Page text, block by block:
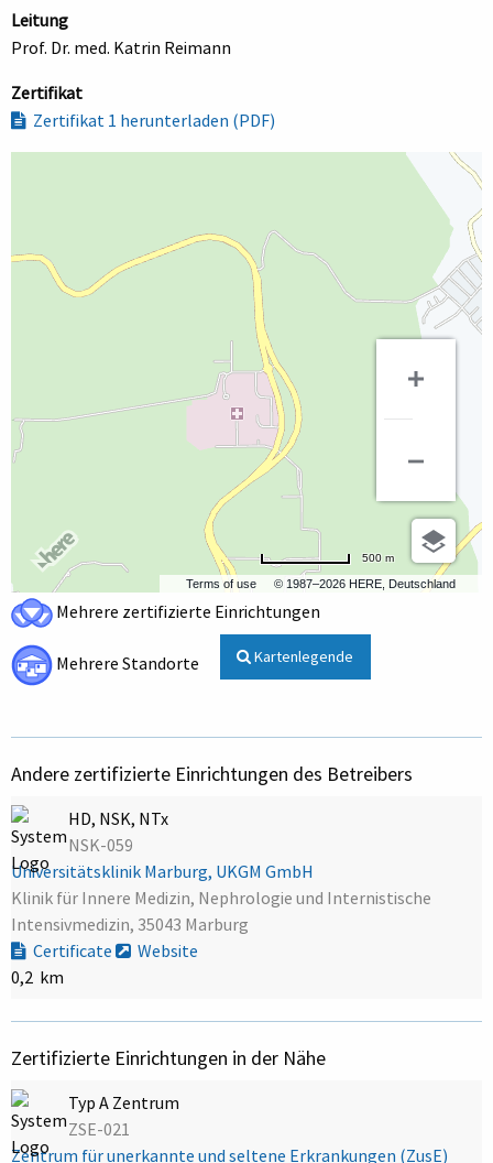
Leitung
Prof. Dr. med. Katrin Reimann
Zertifikat
Zertifikat 1 herunterladen (PDF)
Terms of use © 1987–2026 HERE, Deutschland
500 m
Mehrere zertifizierte Einrichtungen
Mehrere Standorte Kartenlegende
Andere zertifizierte Einrichtungen des Betreibers
HD, NSK, NTx
NSK-059
Universitätsklinik Marburg, UKGM GmbH
Klinik für Innere Medizin, Nephrologie und Internistische
Intensivmedizin, 35043 Marburg
Certificate
Website
0,2 km
Zertifizierte Einrichtungen in der Nähe
Typ A Zentrum
ZSE-021
Zentrum für unerkannte und seltene Erkrankungen (ZusE)